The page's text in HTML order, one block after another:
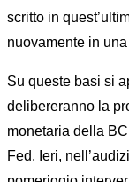
scritto in
nuovamente in
Su queste basi si
delibereranno la
monetaria della
Fed. Ieri,